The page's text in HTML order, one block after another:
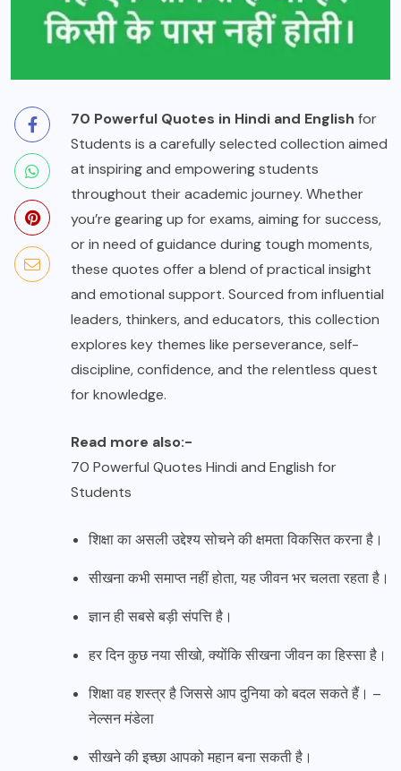
70 Powerful Quotes in Hindi and English for
Students is a carefully selected collection aimed
at inspiring and empowering students
throughout their academic journey. Whether
you’re gearing up for exams, aiming for success,
or in need of guidance during tough moments,
these quotes offer a blend of practical insight
and emotional support. Sourced from influential
leaders, thinkers, and educators, this collection
explores key themes like perseverance, self-
discipline, confidence, and the relentless quest
for knowledge.
Read more also:-
70 Powerful Quotes Hindi and English for
Students
शिक्षा का असली उद्देश्य सोचने की क्षमता विकसित करना है।
सीखना कभी समाप्त नहीं होता, यह जीवन भर चलता रहता है।
ज्ञान ही सबसे बड़ी संपत्ति है।
हर दिन कुछ नया सीखो, क्योंकि सीखना जीवन का हिस्सा है।
शिक्षा वह शस्त्र है जिससे आप दुनिया को बदल सकते हैं। –
नेल्सन मंडेला
सीखने की इच्छा आपको महान बना सकती है।